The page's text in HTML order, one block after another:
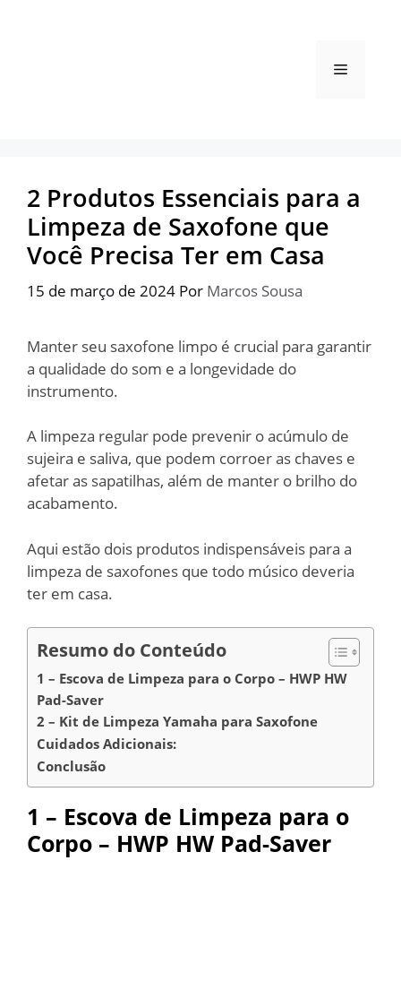
Menu
2 Produtos Essenciais para a
Limpeza de Saxofone que
Você Precisa Ter em Casa
15 de março de 2024 Por Marcos Sousa
Manter seu saxofone limpo é crucial para garantir
a qualidade do som e a longevidade do
instrumento.
A limpeza regular pode prevenir o acúmulo de
sujeira e saliva, que podem corroer as chaves e
afetar as sapatilhas, além de manter o brilho do
acabamento.
Aqui estão dois produtos indispensáveis para a
limpeza de saxofones que todo músico deveria
ter em casa.
Resumo do Conteúdo
1 – Escova de Limpeza para o Corpo – HWP HW
Pad-Saver
2 – Kit de Limpeza Yamaha para Saxofone
Cuidados Adicionais:
Conclusão
1 – Escova de Limpeza para o
Corpo – HWP HW Pad-Saver